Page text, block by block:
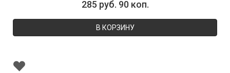
285 руб. 90 коп.
В КОРЗИНУ